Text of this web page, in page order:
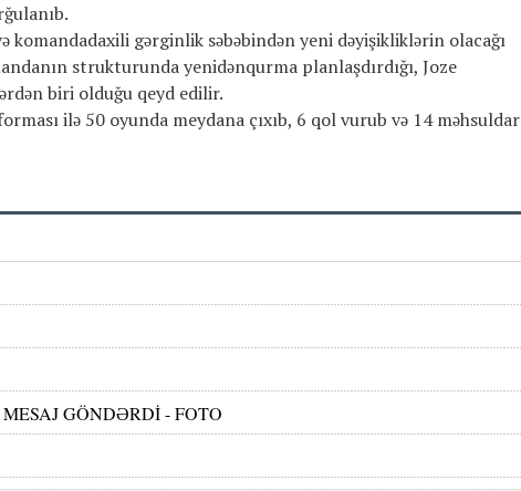
komandadaxili gərginlik səbəbindən yeni dəyişikliklərin olacağı
strukturunda yenidənqurma planlaşdırdığı, Joze
biri olduğu qeyd edilir.
ilə 50 oyunda meydana çıxıb, 6 qol vurub və 14 məhsuldar
MESAJ GÖNDƏRDİ - FOTO